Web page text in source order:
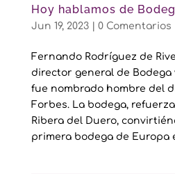
Hoy hablamos de
Jun 19, 2023| 0 Comentarios
Fernando Rodríguez de
director general de Bodega
fue nombrado hombre del
Forbes. La bodega,
Ribera del Duero,
primera bodega de Europa